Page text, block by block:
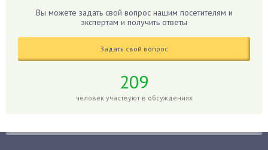
Годжи
Голубика
Вы можете задать свой вопрос нашим посетителям и
экспертам и получить ответы
Задать свой вопрос
209
человек участвуют в обсуждениях